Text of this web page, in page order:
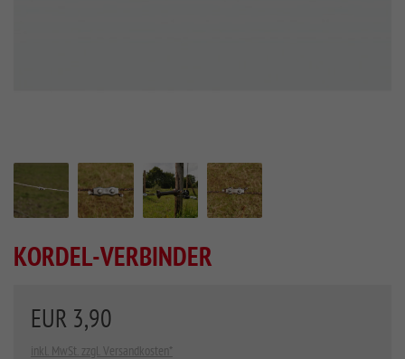
KORDEL-VERBINDER
EUR 3,90
inkl. MwSt. zzgl. Versandkosten*